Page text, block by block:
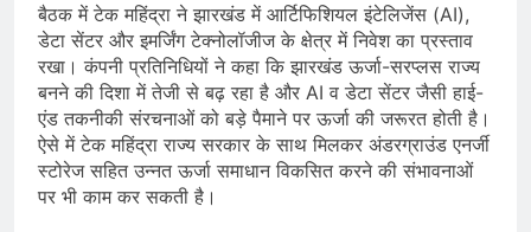
बैठक में टेक महिंद्रा ने झारखंड में आर्टिफिशियल इंटेलिजेंस (AI),
डेटा सेंटर और इमर्जिंग टेक्नोलॉजीज के क्षेत्र में निवेश का प्रस्ताव
रखा। कंपनी प्रतिनिधियों ने कहा कि झारखंड ऊर्जा-सरप्लस राज्य
बनने की दिशा में तेजी से बढ़ रहा है और AI व डेटा सेंटर जैसी हाई-
एंड तकनीकी संरचनाओं को बड़े पैमाने पर ऊर्जा की जरूरत होती है।
ऐसे में टेक महिंद्रा राज्य सरकार के साथ मिलकर अंडरग्राउंड एनर्जी
स्टोरेज सहित उन्नत ऊर्जा समाधान विकसित करने की संभावनाओं
पर भी काम कर सकती है।